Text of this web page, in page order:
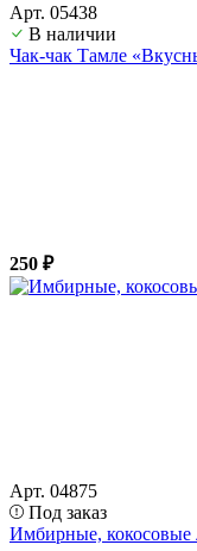
Арт. 05438
В наличии
Чак-чак Тамле
250 ₽
Арт. 04875
Под заказ
Имбирные,